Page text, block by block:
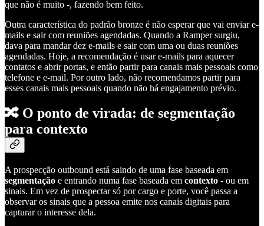
que não é muito -, fazendo bem feito.
Outra característica do padrão bronze é não esperar que vai enviar e-
mails e sair com reuniões agendadas. Quando a Ramper surgiu,
dava para mandar dez e-mails e sair com uma ou duas reuniões
agendadas. Hoje, a recomendação é usar e-mails para aquecer
contatos e abrir portas, e então partir para canais mais pessoais como
telefone e e-mail. Por outro lado, não recomendamos partir para
esses canais mais pessoais quando não há engajamento prévio.
🔀 O ponto de virada: de segmentação
para contexto
A prospecção outbound está saindo de uma fase baseada em
segmentação e entrando numa fase baseada em contexto - ou em
sinais. Em vez de prospectar só por cargo e porte, você passa a
observar os sinais que a pessoa emite nos canais digitais para
capturar o interesse dela.